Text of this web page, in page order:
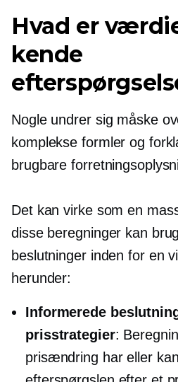
Hvad er
kende
Nogle undrer sig måske
komplekse formler og
brugbare
Det kan virke som en
disse beregninger kan
beslutninger inden for en
herunder:
Informerede
prisstrategier:
prisændring har eller